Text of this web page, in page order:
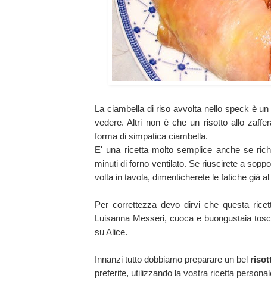
La ciambella di riso avvolta nello speck è un
vedere. Altri non è che un risottoallo
forma di simpatica ciambella.
E' una ricetta molto semplice anche se
minuti di forno ventilato. Se riuscirete a
volta in tavola, dimenticherete le fatiche già
Per correttezza devo dirvi che questa
Luisanna Messeri, cuoca e buongustaia
su Alice.
Innanzi tutto dobbiamo preparare un bel
preferite, utilizzando la vostra ricetta